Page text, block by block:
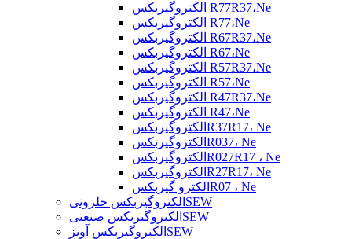
الکتروگیربکس R77R37،Ne
الکتروگیربکس R77،Ne
الکتروگیربکس R67R37،Ne
الکتروگیربکس R67،Ne
الکتروگیربکس R57R37،Ne
الکتروگیربکس R57،Ne
الکتروگیربکس R47R37،Ne
الکتروگیربکس R47،Ne
الکتروگیربکسR37R17، Ne
الکتروگیربکسR037، Ne
الکتروگیربکسR027R17 ، Ne
الکتروگیربکسR27R17، Ne
الکترو گیربکسR07 ، Ne
الکتروگیربکس حلزونیSEW
الکتروگیربکس صنعتیSEW
الکتروگیربکس آویزSEW